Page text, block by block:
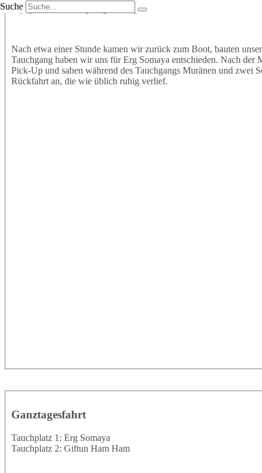
SucheEquipment an und sprangen mit großer Vorfreude ins Wasser. Wir
Nach etwa einer Stunde kamen wir zurück zum Boot, bauten
Tauchgang haben wir uns für Erg Somaya entschieden. Nach
Pick-Up und sahen während des Tauchgangs Muränen und zwei
Rückfahrt an, die wie üblich ruhig verlief.
Ganztagesfahrt
Tauchplatz 1: Erg Somaya
Tauchplatz 2: Giftun Ham Ham